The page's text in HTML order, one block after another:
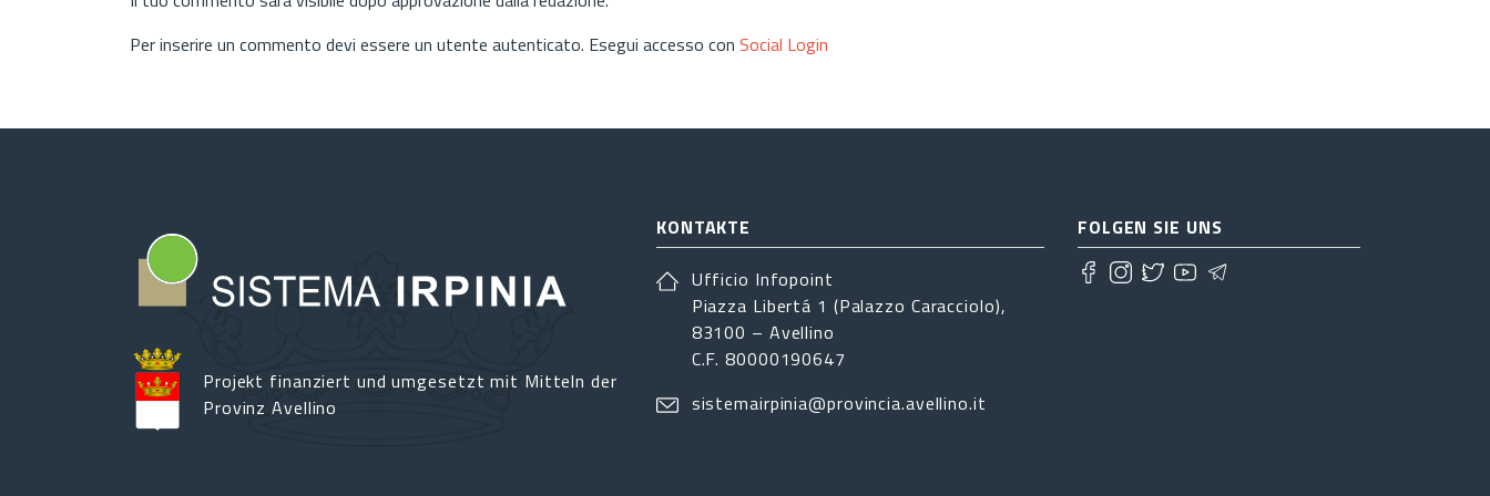
Per inserire un commento devi essere un utente autenticato. Esegui accesso con Social Login
Projekt finanziert und umgesetzt mit Mitteln der
Provinz Avellino
KONTAKTE
Ufficio Infopoint
Piazza Libertá 1 (Palazzo Caracciolo),
83100 – Avellino
C.F. 80000190647
sistemairpinia@provincia.avellino.it
FOLGEN SIE UNS